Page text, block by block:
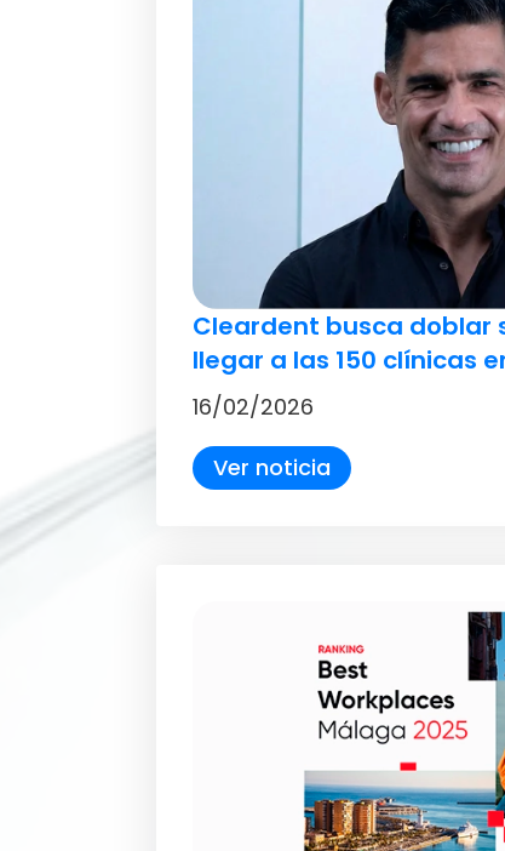
Cleardent busca doblar
llegar a las 150 clínicas
16/02/2026
Ver noticia